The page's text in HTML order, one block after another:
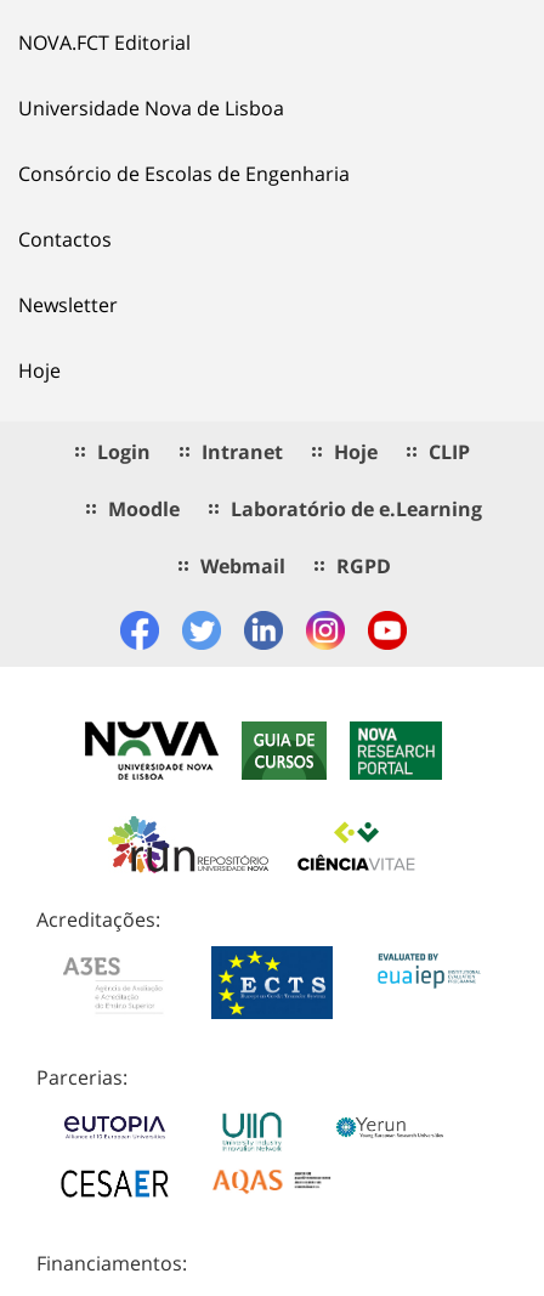
NOVA.FCT Editorial
Universidade Nova de Lisboa
Consórcio de Escolas de Engenharia
Contactos
Newsletter
Hoje
Login Intranet Hoje CLIP
Moodle Laboratório de e.Learning
Webmail RGPD
Acreditações:
Parcerias:
Financiamentos: